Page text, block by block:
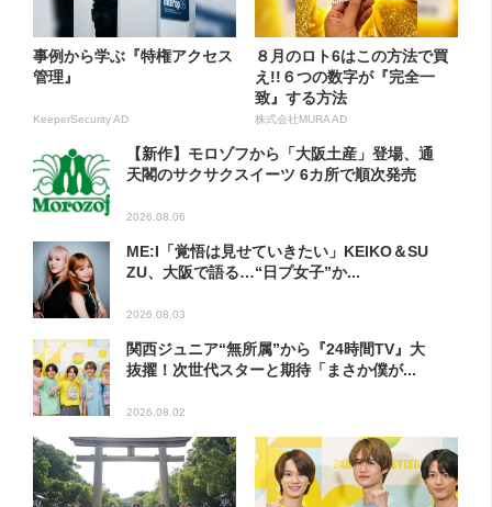
事例から学ぶ『特権アクセス
管理』
KeeperSecurity AD
８月のロト6はこの方法で買
え!!６つの数字が『完全一
致』する方法
株式会社MURA AD
【新作】モロゾフから「大阪土産」登場、通
天閣のサクサクスイーツ 6カ所で順次発売
2026.08.06
ME:I「覚悟は見せていきたい」KEIKO＆SU
ZU、大阪で語る…“日プ女子”か...
2026.08.03
関西ジュニア“無所属”から『24時間TV』大
抜擢！次世代スターと期待「まさか僕が...
2026.08.02